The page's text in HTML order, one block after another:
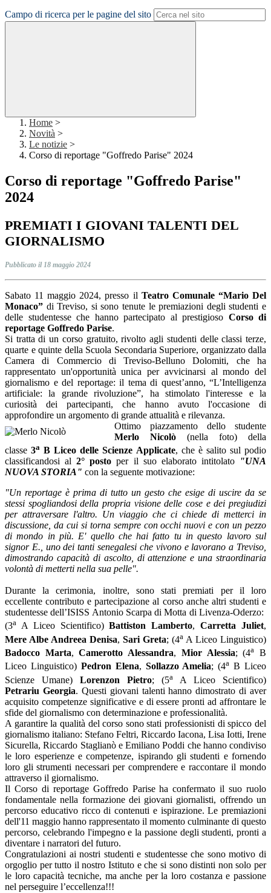
Campo di ricerca per le pagine del sito
Home >
Novità >
Le notizie >
Corso di reportage "Goffredo Parise" 2024
Corso di reportage "Goffredo Parise"
2024
PREMIATI I GIOVANI TALENTI DEL
GIORNALISMO
Pubblicato il 18 maggio 2024
Sabato 11 maggio 2024, presso il Teatro Comunale “Mario Del
Monaco” di Treviso, si sono tenute le premiazioni degli studenti e
delle studentesse che hanno partecipato al prestigioso Corso di
reportage Goffredo Parise.
Si tratta di un corso gratuito, rivolto agli studenti delle classi terze,
quarte e quinte della Scuola Secondaria Superiore, organizzato dalla
Camera di Commercio di Treviso-Belluno Dolomiti, che ha
rappresentato un'opportunità unica per avvicinarsi al mondo del
giornalismo e del reportage: il tema di quest’anno, “L’Intelligenza
artificiale: la grande rivoluzione”, ha stimolato l'interesse e la
curiosità dei partecipanti, che hanno avuto l'occasione di
approfondire un argomento di grande attualità e rilevanza.
Ottimo piazzamento dello studente
Merlo Nicolò (nella foto) della
classe3a B Liceo delle Scienze Applicate, che è salito sul podio
classificandosi al2° posto per il suo elaborato intitolato "UNA
NUOVA STORIA" con la seguente motivazione:
"Un reportage è prima di tutto un gesto che esige di uscire da se
stessi spogliandosi della propria visione delle cose e dei pregiudizi
per attraversare l'altro. Un viaggio che ci chiede di metterci in
discussione, da cui si torna sempre con occhi nuovi e con un pezzo
di mondo in più. E' quello che hai fatto tu in questo lavoro sul
signor E., uno dei tanti senegalesi che vivono e lavorano a Treviso,
dimostrando capacità di ascolto, di attenzione e una straordinaria
volontà di metterti nella sua pelle".
Durante la cerimonia, inoltre, sono stati premiati per il loro
eccellente contributo e partecipazione al corso anche altri studenti e
studentesse dell’ISISS Antonio Scarpa di Motta di Livenza-Oderzo:
(3a A Liceo Scientifico)Battiston Lamberto,Carretta Juliet,
Mere Albe Andreea Denisa, Sari Greta; (4a A Liceo Linguistico)
Badocco Marta,Camerotto Alessandra, Mior Alessia; (4a B
Liceo Linguistico) Pedron Elena, Sollazzo Amelia; (4a B Liceo
Scienze Umane) Lorenzon Pietro; (5a
A Liceo Scientifico)
Petrariu Georgia. Questi giovani talenti hanno dimostrato di aver
acquisito competenze significative e di essere pronti ad affrontare le
sfide del giornalismo con determinazione e professionalità.
A garantire la qualità del corso sono stati professionisti di spicco del
giornalismo italiano: Stefano Feltri, Riccardo Iacona, Lisa Iotti, Irene
Sicurella, Riccardo Staglianò e Emiliano Poddi che hanno condiviso
le loro esperienze e competenze, ispirando gli studenti e fornendo
loro gli strumenti necessari per comprendere e raccontare il mondo
attraverso il giornalismo.
Il Corso di reportage Goffredo Parise ha confermato il suo ruolo
fondamentale nella formazione dei giovani giornalisti, offrendo un
percorso educativo ricco di contenuti e ispirazione. Le premiazioni
dell'11 maggio hanno rappresentato il momento culminante di questo
percorso, celebrando l'impegno e la passione degli studenti, pronti a
diventare i narratori del futuro.
Congratulazioni ai nostri studenti e studentesse che sono motivo di
orgoglio per tutto il nostro Istituto e che si sono distinti non solo per
le loro capacità tecniche, ma anche per la loro costanza e passione
nel perseguire l’eccellenza!!!